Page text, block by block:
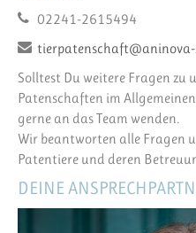
02241-2615494
Solltest Du weitere Fragen zu
Patenschaften im
gerne an das Team wenden.
Wir beantworten alle Fragen
Patentiere und deren
DEINE